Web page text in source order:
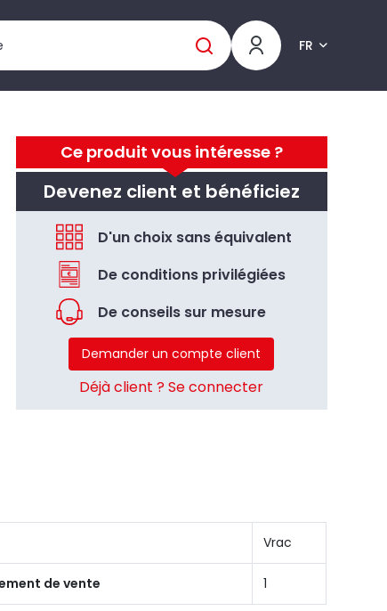
FR
Ce produit vous intéresse ?
Devenez client et bénéficiez
D'un choix sans équivalent
De conditions privilégiées
De conseils sur mesure
Demander un compte client
Déjà client ? Se connecter
Vrac
de vente 1